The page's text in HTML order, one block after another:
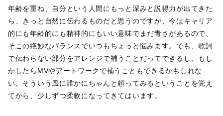
年齢を重ね、自分という人間にもっと深みと説得力が出てきた
ら、きっと自然に伝わるものだと思うのですが、今はキャリア
的にも年齢的にも精神的にもいい意味でまだ青さがあるので、
そこの絶妙なバランスでいつもちょっと悩みます。でも、歌詞
で伝わらない部分をアレンジで補うことだってできるし、もし
かしたらMVやアートワークで補うこともできるかもしれな
い。そういう風に誰かにちゃんと頼ってみるということを覚え
てから、少しずつ柔軟になってきてはいます。